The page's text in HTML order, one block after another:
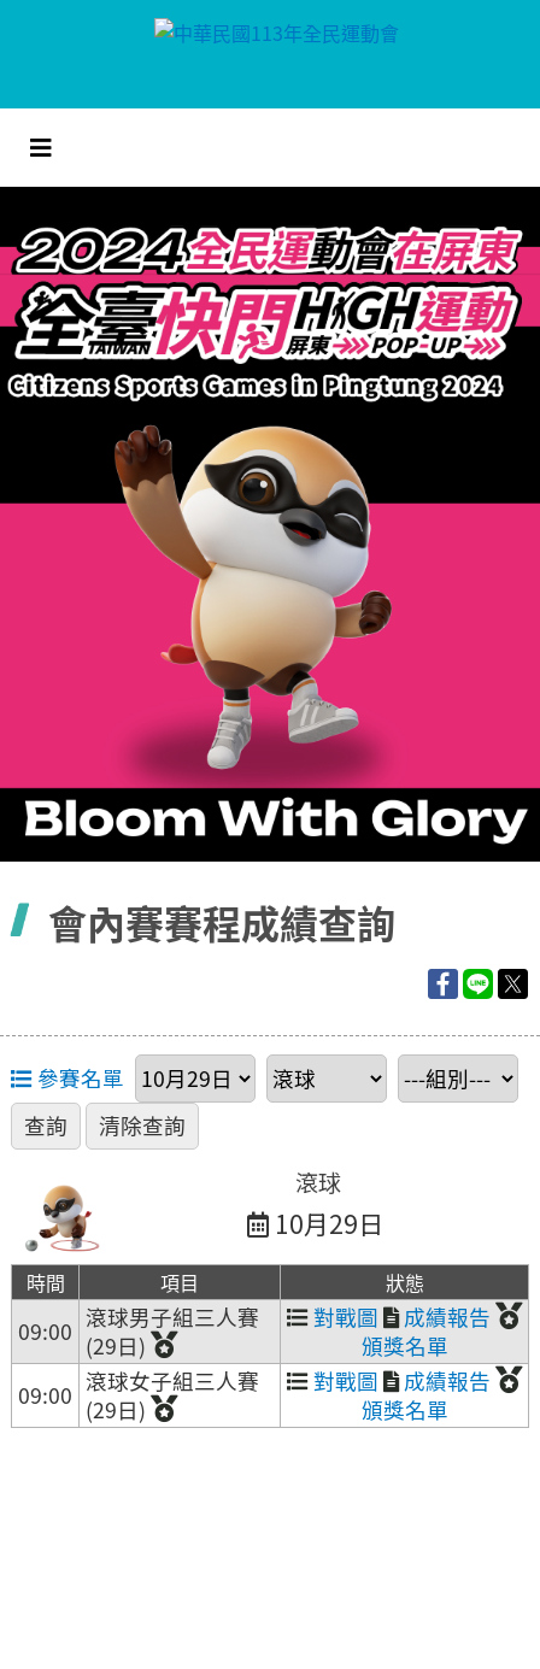
主
要
內
會內賽賽程成績查詢
參賽名單
滾球
10月29日
時間 項目 狀態
09:00 滾球男子組三人賽
(29日)
對戰圖
成績報告
頒獎名單
09:00 滾球女子組三人賽
(29日)
對戰圖
成績報告
頒獎名單